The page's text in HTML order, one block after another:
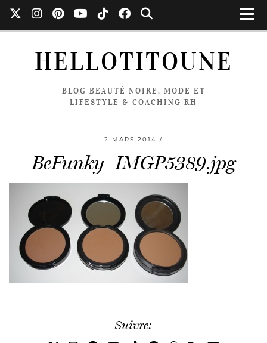
HELLOTITOUNE
BLOG BEAUTÉ NOIRE, MODE ET
LIFESTYLE & COACHING RH
2 MARS 2014
BeFunky_IMGP5389.jpg
Suivre: